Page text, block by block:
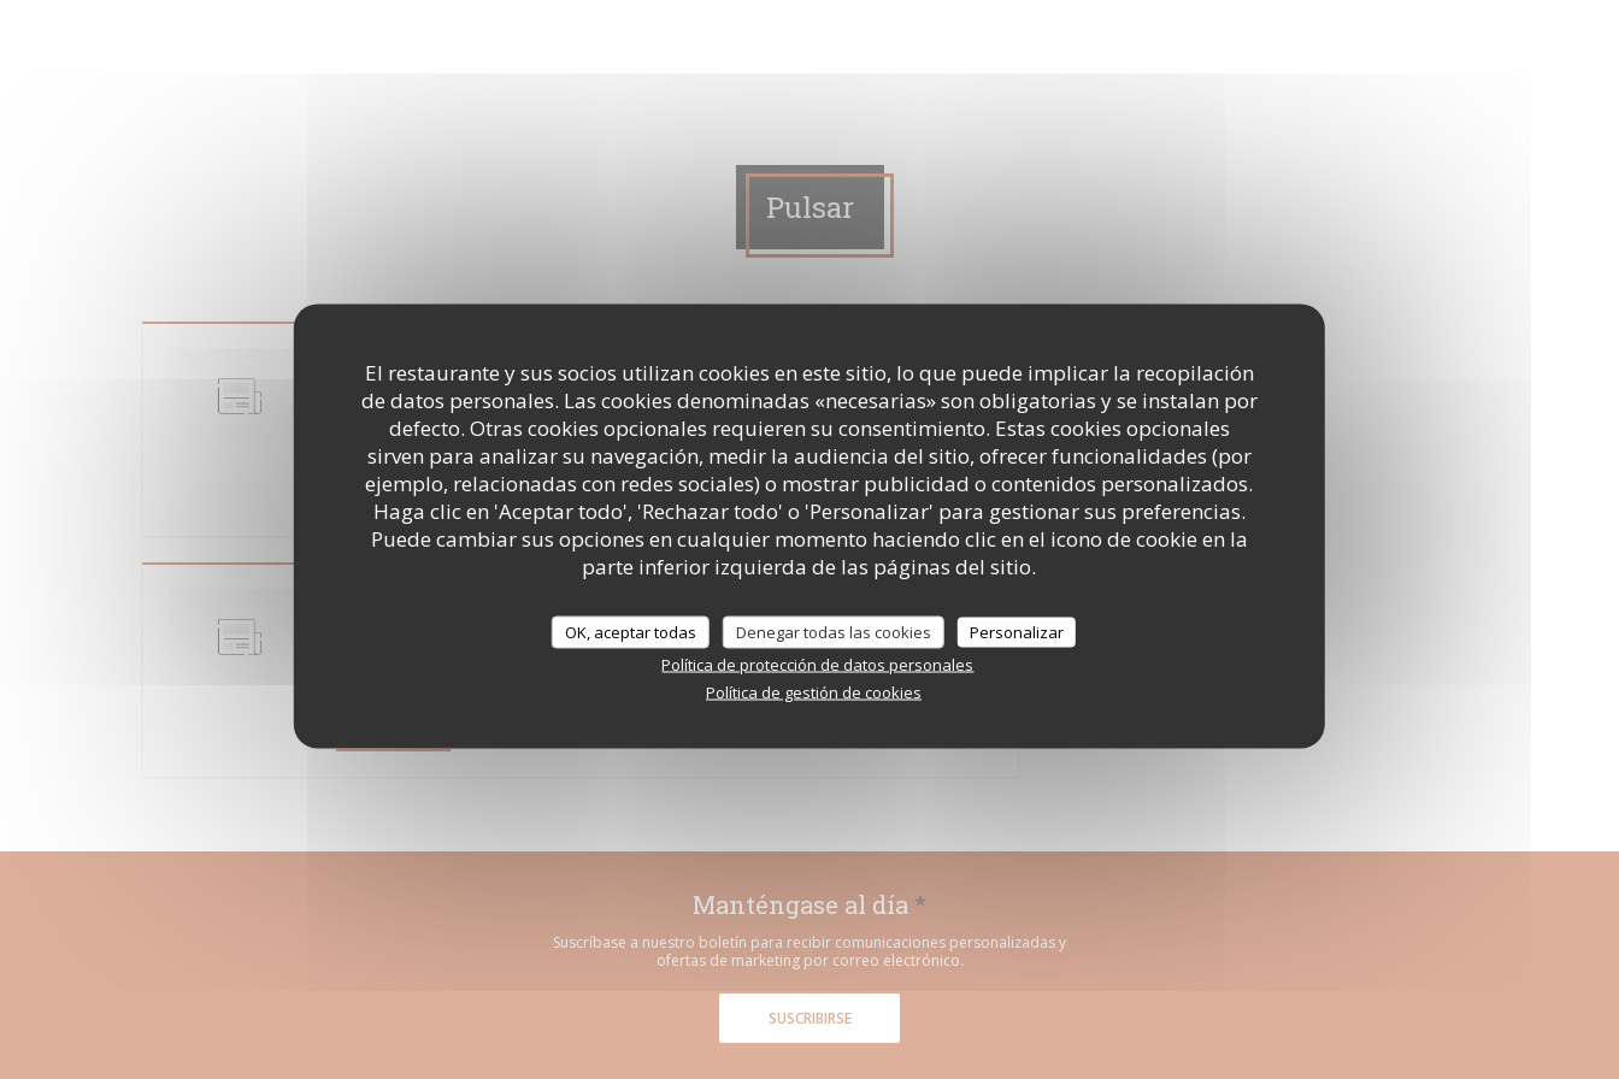
El restaurante y sus socios utilizan cookies en este sitio, lo que puede implicar la recopilación
de datos personales. Las cookies denominadas «necesarias» son obligatorias y se instalan por
defecto. Otras cookies opcionales requieren su consentimiento. Estas cookies opcionales
sirven para analizar su navegación, medir la audiencia del sitio, ofrecer funcionalidades (por
ejemplo, relacionadas con redes sociales) o mostrar publicidad o contenidos personalizados.
Haga clic en 'Aceptar todo', 'Rechazar todo' o 'Personalizar' para gestionar sus preferencias.
Puede cambiar sus opciones en cualquier momento haciendo clic en el icono de cookie en la
parte inferior izquierda de las páginas del sitio.
OK, aceptar todas Denegar todas las cookies
Personalizar
Política de protección de datos personales
Política de gestión de cookies
Pulsar
Cuisine mode d'emploi(s) à Clichy, La banlieue bien
dans son assiette
10/07/2018
LEA EL ARTICULO ((ABRE EN UNA NUEVA VENTANA))
Manténgase al día *
Suscríbase a nuestro boletín para recibir comunicaciones personalizadas y
ofertas de marketing por correo electrónico.
SUSCRIBIRSE